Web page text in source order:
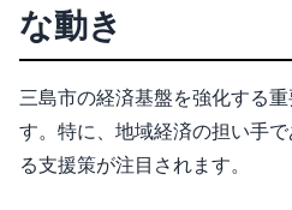
な動き
三島市の経済基盤を強化する
す。特に、地域経済の担い手
る支援策が注目されます。